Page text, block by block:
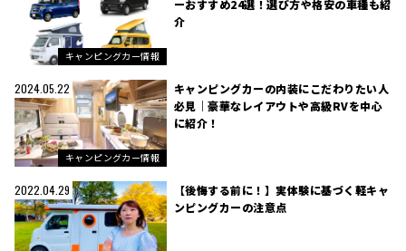
キャンピングカー情報
ーおすすめ24選！選び方や格安の車種も紹
介
2024.05.22
キャンピングカー情報
キャンピングカーの内装にこだわりたい人
必見｜豪華なレイアウトや高級RVを中心
に紹介！
2022.04.29
【後悔する前に！】実体験に基づく軽キャ
ンピングカーの注意点